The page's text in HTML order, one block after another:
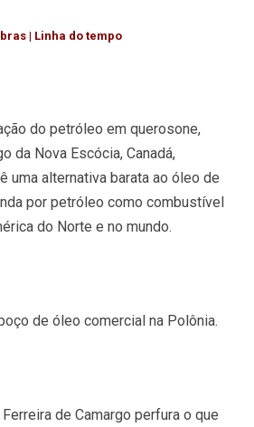
| Linha do tempo
do petróleo em querosone,
da Nova Escócia, Canadá,
uma alternativa barata ao óleo de
por petróleo como combustível
do Norte e no mundo.
de óleo comercial na Polônia.
de Camargo perfura o que